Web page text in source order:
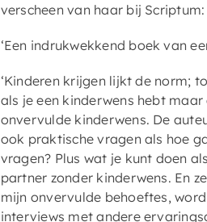
verscheen van haar bij Scriptum:
‘Een indrukwekkend boek van
‘Kinderen krijgen lijkt de norm;
als je een kinderwens hebt
onvervulde kinderwens. De
ook praktische vragen als hoe
vragen? Plus wat je kunt doen
partner zonder kinderwens. En
mijn onvervulde behoeftes,
interviews met andere